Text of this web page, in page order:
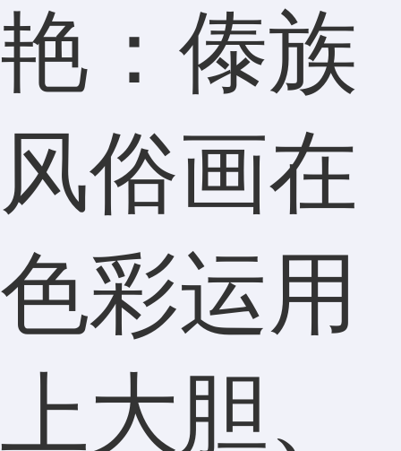
艳：傣族
风俗画在
色彩运用
上大胆、